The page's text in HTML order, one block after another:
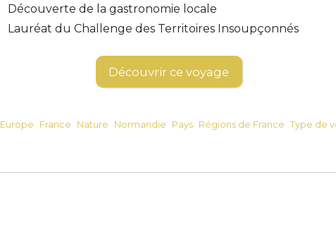
Découverte de la gastronomie locale
Lauréat du Challenge des Territoires Insoupçonnés
Découvrir ce voyage
Europe France Nature Normandie Pays Régions de France Type de